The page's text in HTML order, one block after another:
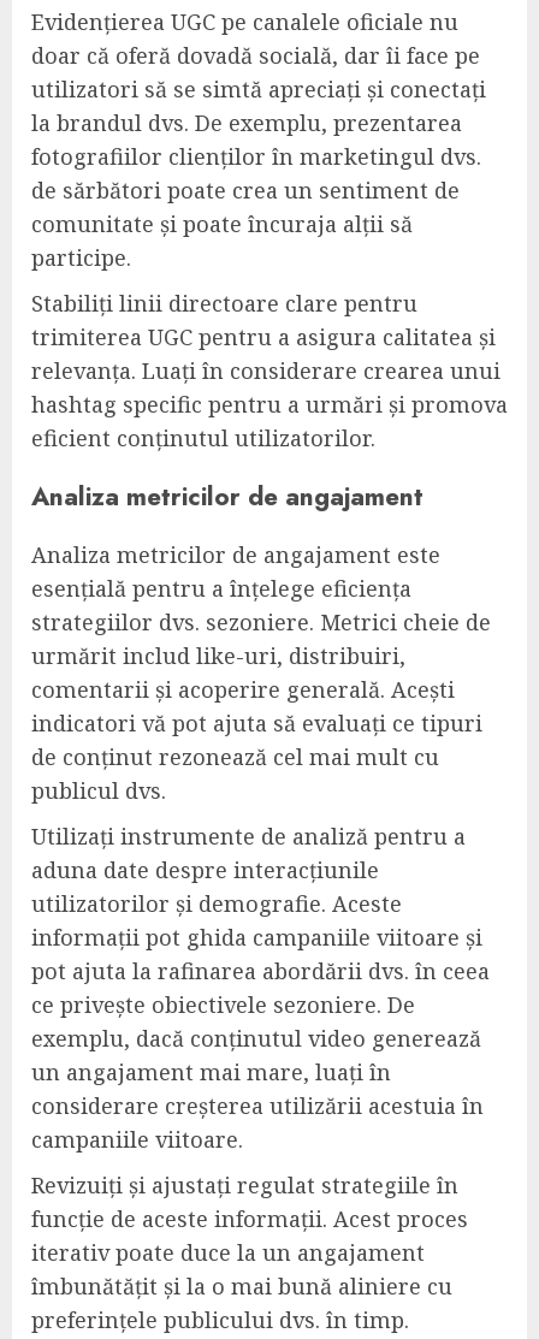
Evidențierea UGC pe canalele oficiale nu
doar că oferă dovadă socială, dar îi face pe
utilizatori să se simtă apreciați și conectați
la brandul dvs. De exemplu, prezentarea
fotografiilor clienților în marketingul dvs.
de sărbători poate crea un sentiment de
comunitate și poate încuraja alții să
participe.
Stabiliți linii directoare clare pentru
trimiterea UGC pentru a asigura calitatea și
relevanța. Luați în considerare crearea unui
hashtag specific pentru a urmări și promova
eficient conținutul utilizatorilor.
Analiza metricilor de angajament
Analiza metricilor de angajament este
esențială pentru a înțelege eficiența
strategiilor dvs. sezoniere. Metrici cheie de
urmărit includ like-uri, distribuiri,
comentarii și acoperire generală. Acești
indicatori vă pot ajuta să evaluați ce tipuri
de conținut rezonează cel mai mult cu
publicul dvs.
Utilizați instrumente de analiză pentru a
aduna date despre interacțiunile
utilizatorilor și demografie. Aceste
informații pot ghida campaniile viitoare și
pot ajuta la rafinarea abordării dvs. în ceea
ce privește obiectivele sezoniere. De
exemplu, dacă conținutul video generează
un angajament mai mare, luați în
considerare creșterea utilizării acestuia în
campaniile viitoare.
Revizuiți și ajustați regulat strategiile în
funcție de aceste informații. Acest proces
iterativ poate duce la un angajament
îmbunătățit și la o mai bună aliniere cu
preferințele publicului dvs. în timp.